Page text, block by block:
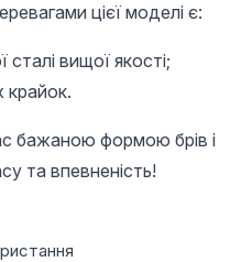
цієї моделі є:
вищої якості;
крайок.
бажаною формою брів і
та впевненість!